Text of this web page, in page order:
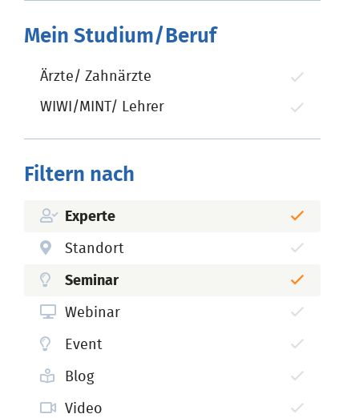
Mein Studium/Beruf
Ärzte/ Zahnärzte
WIWI/MINT/ Lehrer
Filtern nach
Experte
Standort
Seminar
Webinar
Event
Blog
Video